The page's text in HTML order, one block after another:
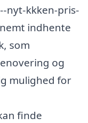
nyt-kkken-pris-
indhente
som
og
mulighed for
finde